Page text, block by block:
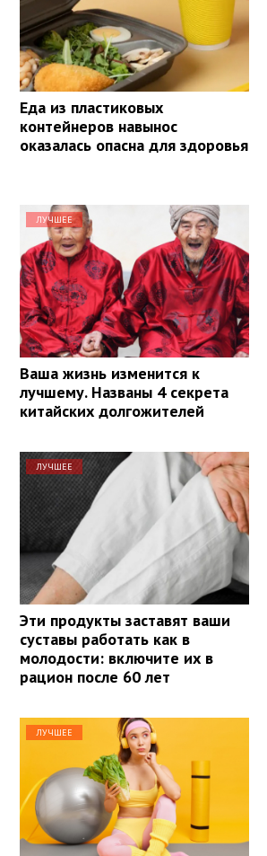
Еда из пластиковых
контейнеров навынос
оказалась опасна для здоровья
ЛУЧШЕЕ
Ваша жизнь изменится к
лучшему. Названы 4 секрета
китайских долгожителей
ЛУЧШЕЕ
Эти продукты заставят ваши
суставы работать как в
молодости: включите их в
рацион после 60 лет
ЛУЧШЕЕ